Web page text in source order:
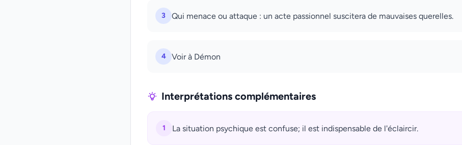
3 Qui menace ou attaque : un acte passionnel suscitera de mauvaises querelles.
4 Voir à Démon
Interprétations complémentaires
1 La situation psychique est confuse; il est indispensable de l'éclaircir.